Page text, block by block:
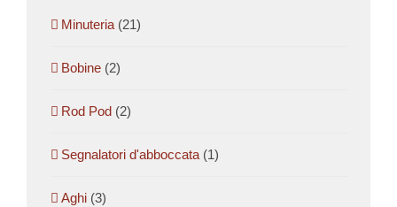
Minuteria (21)
Bobine (2)
Rod Pod (2)
Segnalatori d'abboccata (1)
Aghi (3)